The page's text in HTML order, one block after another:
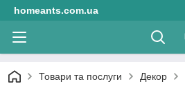
homeants.com.ua
Товари та послуги Декор